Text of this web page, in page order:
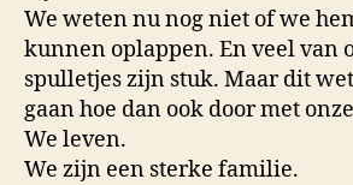
We weten nu nog niet of we
kunnen oplappen. En veel van
spulletjes zijn stuk. Maar dit
gaan hoe dan ook door met
We leven.
We zijn een sterke familie.